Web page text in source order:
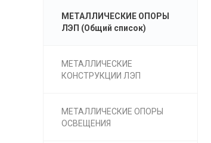
МЕТАЛЛИЧЕСКИЕ ОПОРЫ
ЛЭП (Общий список)
МЕТАЛЛИЧЕСКИЕ
КОНСТРУКЦИИ ЛЭП
МЕТАЛЛИЧЕСКИЕ ОПОРЫ
ОСВЕЩЕНИЯ